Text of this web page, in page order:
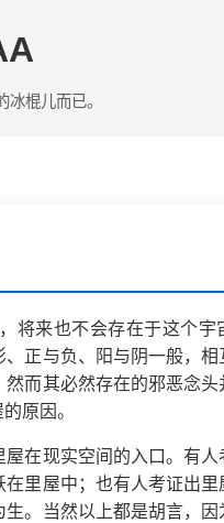
棍儿而已。
将来也不会存在于这个宇
正与负、阳与阴一般，相
而其必然存在的邪恶念
原因。
在现实空间的入口。有人
里屋中；也有人考证出
。当然以上都是胡言，